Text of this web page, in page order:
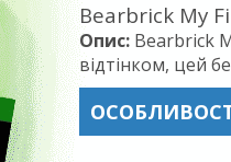
Bearbrick My
Опис: Bearbrick
відтінком, цей